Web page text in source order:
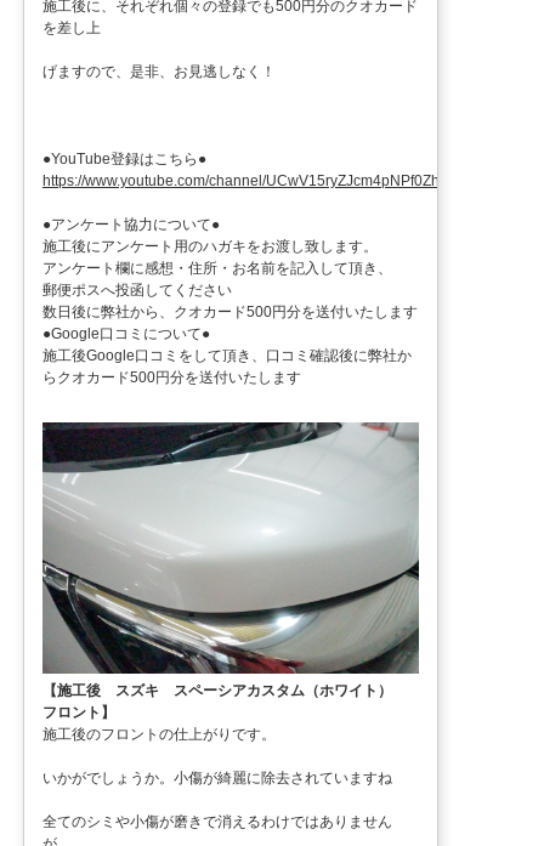
施工後に、それぞれ個々の登録でも500円分のクオカード
を差し上
げますので、是非、お見逃しなく！
●YouTube登録はこちら●
https://www.youtube.com/channel/UCwV15ryZJcm4pNPf0ZhXu9g
●アンケート協力について●
施工後にアンケート用のハガキをお渡し致します。
アンケート欄に感想・住所・お名前を記入して頂き、
郵便ポスへ投函してください
数日後に弊社から、クオカード500円分を送付いたします
●Google口コミについて●
施工後Google口コミをして頂き、口コミ確認後に弊社か
らクオカード500円分を送付いたします
【施工後 スズキ スペーシアカスタム（ホワイト）
フロント】
施工後のフロントの仕上がりです。
いかがでしょうか。小傷が綺麗に除去されていますね
全てのシミや小傷が磨きで消えるわけではありません